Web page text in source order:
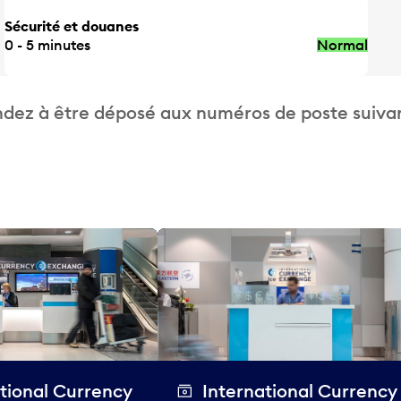
Sécurité et douanes
0 - 5 minutes
Normal
à être déposé aux numéros de poste
Currency International Currency